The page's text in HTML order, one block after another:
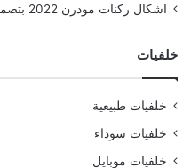
اشكال ركنات مودرن 2022 بتصميمات رائعة
خلفيات
خلفيات طبيعية
خلفيات سوداء
خلفيات موبايل